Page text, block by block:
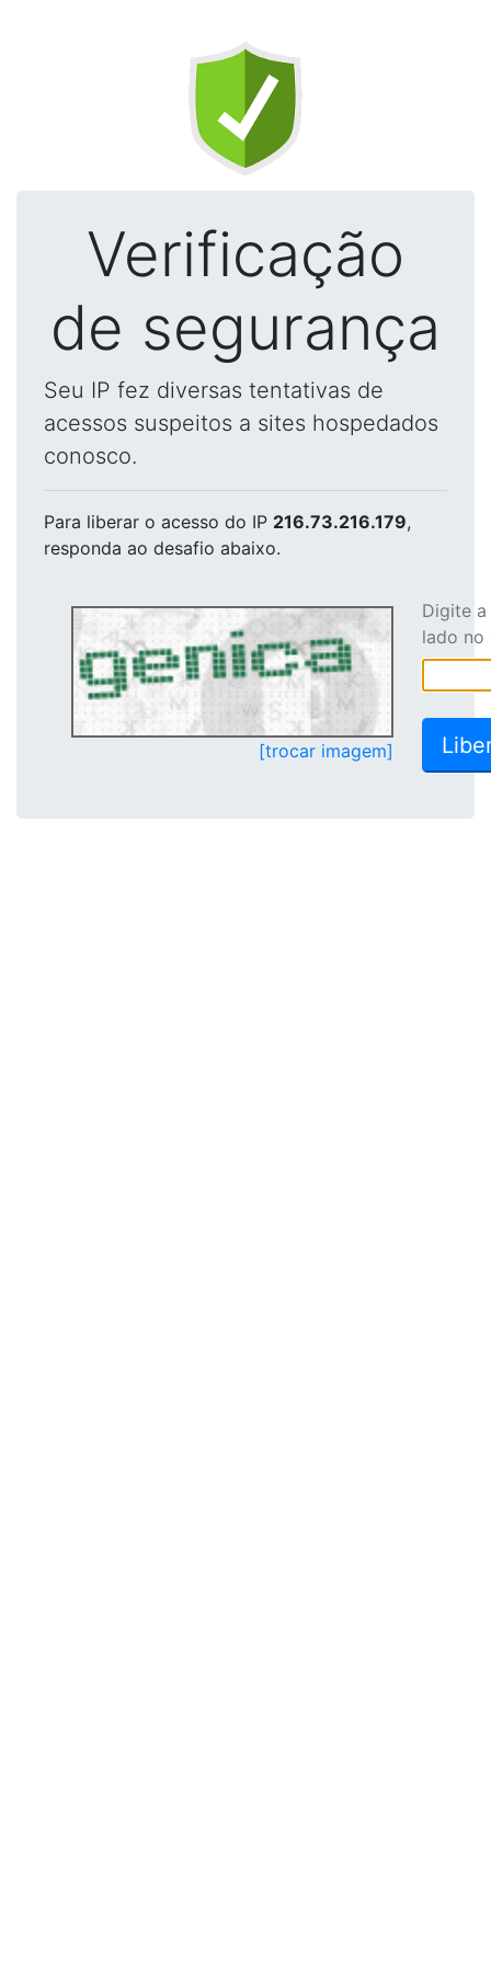
Verificação
de segurança
Seu IP fez diversas tentativas de
acessos suspeitos a sites hospedados
conosco.
Para liberar o acesso do IP 216.73.216.179,
responda ao desafio abaixo.
[trocar imagem]
Digite
lado no